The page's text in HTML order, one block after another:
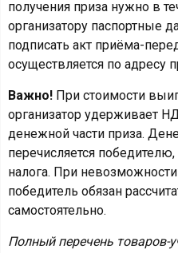
получения приза нужно в
организатору
подписать акт приёма-
осуществляется по адресу
Важно! При стоимости
организатор удерживает
денежной части приза.
перечисляется победителю,
налога. При
победитель обязан
самостоятельно.
Полный перечень товаров-